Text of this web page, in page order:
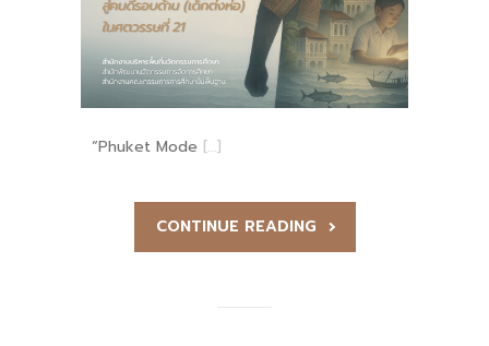
---- รอบประเมิน (พ.ศ. 2562-2564)
-- รายงานประจำปี
---- ปีการศึกษา 2564
---- ปีการศึกษา 2567
-- รายงานผล กขศ.สพท.
“Phuket Mode […]
CONTINUE READING